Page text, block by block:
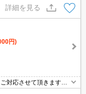
詳細を見る
円)
対応させて頂きます～